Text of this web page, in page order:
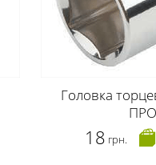
Головка
18 грн.